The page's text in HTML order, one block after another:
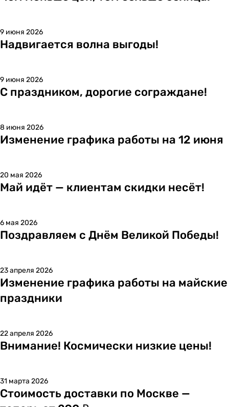
9 июня 2026
Надвигается волна выгоды!
9 июня 2026
С праздником, дорогие сограждане!
8 июня 2026
Изменение графика работы на 12 июня
20 мая 2026
Май идёт — клиентам скидки несёт!
6 мая 2026
Поздравляем с Днём Великой Победы!
23 апреля 2026
Изменение графика работы на майские
праздники
22 апреля 2026
Внимание! Космически низкие цены!
31 марта 2026
Стоимость доставки по Москве —